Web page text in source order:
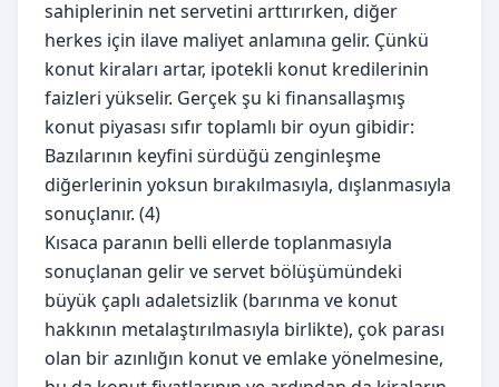
sahiplerinin net servetini arttırırken, diğer
herkes için ilave maliyet anlamına gelir. Çünkü
konut kiraları artar, ipotekli konut kredilerinin
faizleri yükselir. Gerçek şu ki finansallaşmış
konut piyasası sıfır toplamlı bir oyun gibidir:
Bazılarının keyfini sürdüğü zenginleşme
diğerlerinin yoksun bırakılmasıyla, dışlanmasıyla
sonuçlanır. (4)
Kısaca paranın belli ellerde toplanmasıyla
sonuçlanan gelir ve servet bölüşümündeki
büyük çaplı adaletsizlik (barınma ve konut
hakkının metalaştırılmasıyla birlikte), çok parası
olan bir azınlığın konut ve emlake yönelmesine,